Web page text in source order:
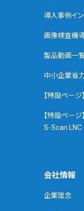
導入事例イ
画像検査機
製品動画一
中小企業省
【特設ペー
【特設ペー
S-Scan LNC
会社情報
企業理念